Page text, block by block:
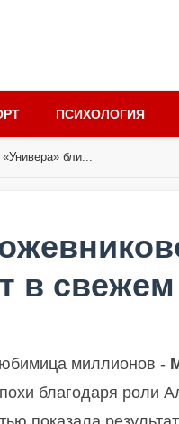
ПСИХОЛОГИЯ
бли...
в
миллионов -
благодаря роли